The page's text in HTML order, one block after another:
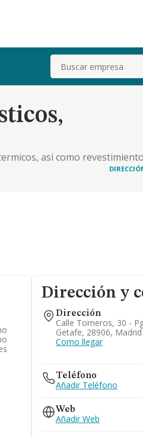
Buscar
asi como
Dirección y
Dirección
Calle Torneros, 30 -
Getafe, 28906, Madrid
Como llegar
Teléfono
Añadir Teléfono
Web
Añadir Web